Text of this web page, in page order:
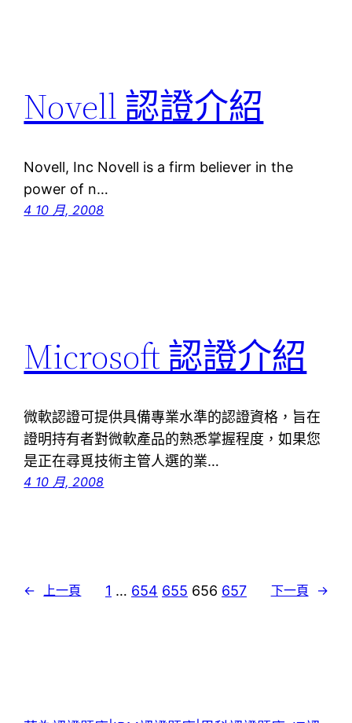
Novell 認證介紹
Novell, Inc Novell is a firm believer in the
power of n…
4 10 月, 2008
Microsoft 認證介紹
微軟認證可提供具備專業水準的認證資格，旨在
證明持有者對微軟產品的熟悉掌握程度，如果您
是正在尋覓技術主管人選的業…
4 10 月, 2008
← 上一頁 1 … 654 655 656 657 下一頁 →